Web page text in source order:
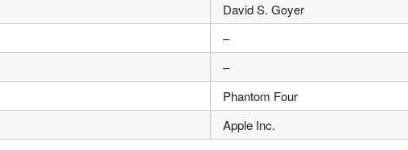
David S. Goyer
–
–
Phantom Four
Apple Inc.